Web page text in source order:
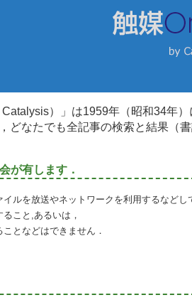
Catalysis）」は1959年（昭和34年
どなたでも全記事の検索と結果（
が有します．
ルを放送やネットワークを利用するなど
こと,あるいは，
となどはできません．